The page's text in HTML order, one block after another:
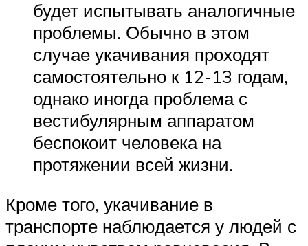
будет испытывать аналогичные
проблемы. Обычно в этом
случае укачивания проходят
самостоятельно к 12-13 годам,
однако иногда проблема с
вестибулярным аппаратом
беспокоит человека на
протяжении всей жизни.
Кроме того, укачивание в
транспорте наблюдается у людей с